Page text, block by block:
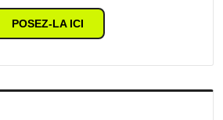
POSEZ-LA ICI